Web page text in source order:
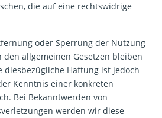
die auf eine rechtswidrige
oder Sperrung der Nutzung
allgemeinen Gesetzen bleiben
Haftung ist jedoch
Kenntnis einer konkreten
Bei Bekanntwerden von
werden wir diese